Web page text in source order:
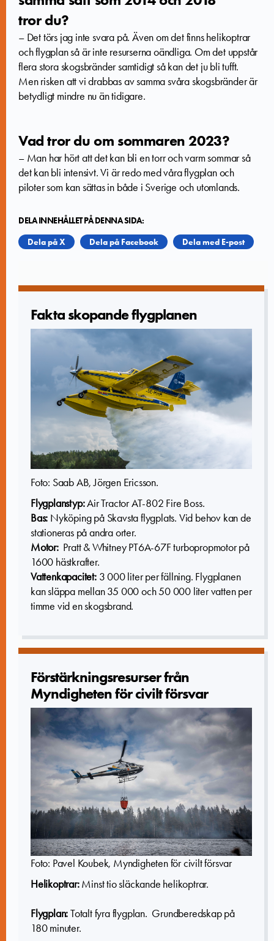
tror du?
– Det törs jag inte svara på. Även om det finns helikoptrar
och flygplan så är inte resurserna oändliga. Om det uppstår
flera stora skogsbränder samtidigt så kan det ju bli tufft.
Men risken att vi drabbas av samma svåra skogsbränder är
betydligt mindre nu än tidigare.
Vad tror du om sommaren 2023?
– Man har hört att det kan bli en torr och varm sommar så
det kan bli intensivt. Vi är redo med våra flygplan och
piloter som kan sättas in både i Sverige och utomlands.
DELA INNEHÅLLET PÅ DENNA SIDA:
Dela på X
Dela på Facebook Dela med E-post
Fakta skopande flygplanen­
Foto: Saab AB, Jörgen Ericsson.
Flygplanstyp:Air Tractor AT-802 Fire Boss.
Bas: Nyköping på Skavsta flygplats. Vid behov kan de
stationeras på andra orter.
Motor: Pratt & Whitney PT6A-67F turbopropmotor på
1600 hästkrafter.
Vattenkapacitet: 3 000 liter per fällning. Flygplanen
kansläppa mellan 35 000 och 50 000 liter vatten per
timme vid en skogsbrand.
Förstärkningsres­urser från
Myndighete­n för civilt försvar
Foto: Pavel Koubek, Myndigheten för civilt försvar
Helikoptrar:Minst tio släckande helikoptrar.
Flygplan:Totalt fyra flygplan. Grundberedskap på
180 minuter.